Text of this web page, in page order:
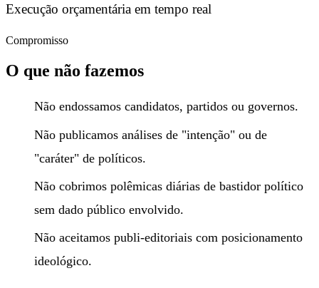
Execução orçamentária em tempo real
Compromisso
O que não fazemos
Não endossamos candidatos, partidos ou governos.
Não publicamos análises de "intenção" ou de
"caráter" de políticos.
Não cobrimos polêmicas diárias de bastidor político
sem dado público envolvido.
Não aceitamos publi-editoriais com posicionamento
ideológico.